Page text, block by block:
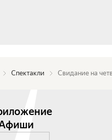
Спектакли Свидание на